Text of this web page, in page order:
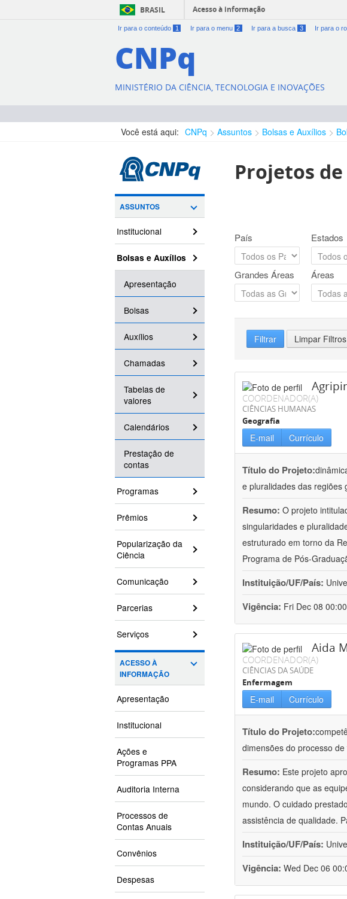
BRASIL Acesso à informação
Ir para o conteúdo 1 Ir para o menu 2 Ir para a busca 3 Ir para o
CNPq
MINISTÉRIO DA CIÊNCIA, TECNOLOGIA E INOVAÇÕES
Você está aqui: CNPq Assuntos Bolsas e Auxílios
ASSUNTOS
Institucional
Bolsas e Auxílios
Apresentação
Bolsas
Auxílios
Chamadas
Tabelas de
valores
Calendários
Prestação de
contas
Programas
Prêmios
Popularização da
Ciência
Comunicação
Parcerias
Serviços
ACESSO À
INFORMAÇÃO
Apresentação
Institucional
Ações e
Programas PPA
Auditoria Interna
Processos de
Contas Anuais
Convênios
Despesas
Projetos de
País Estados
Grandes Áreas Áreas
Filtrar Limpar Filtros
COORDENADOR(A)
CIÊNCIAS HUMANAS
Geografia
E-mail Currículo
Título do Projeto:
e pluralidades das regiões
Resumo: O projeto
singularidades e
estruturado em torno da
Programa de Pós-
Instituição/UF/País:
Vigência: Fri Dec 08
Aida
COORDENADOR(A)
CIÊNCIAS DA SAÚDE
Enfermagem
E-mail Currículo
Título do Projeto:
dimensões do processo
Resumo: Este projeto
considerando que as
mundo. O cuidado
assistência de qualidade.
Instituição/UF/País:
Vigência: Wed Dec 06